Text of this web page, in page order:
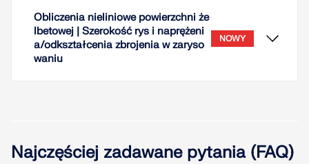
przekrojach zarysowanych i niezarysowanych.
pośrednie są uwzględnione w sposób zrozumiały.
Obliczenia nieliniowe powierzchni że
lbetowej | Szerokość rys i naprężeni
a/odkształcenia zbrojenia w zaryso
waniu
NOWY
Najczęściej zadawane pytania (FAQ)